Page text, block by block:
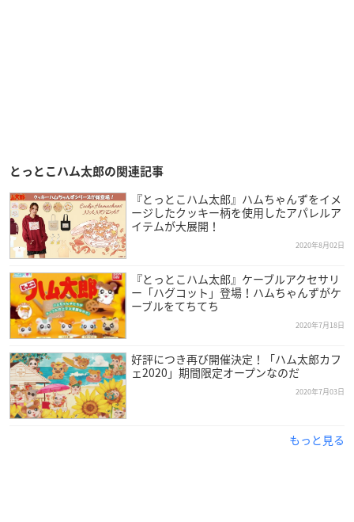
とっとこハム太郎の関連記事
『とっとこハム太郎』ハムちゃんずをイメ
ージしたクッキー柄を使用したアパレルア
イテムが大展開！
2020年8月02日
『とっとこハム太郎』ケーブルアクセサリ
ー「ハグコット」登場！ハムちゃんずがケ
ーブルをてちてち
2020年7月18日
好評につき再び開催決定！「ハム太郎カフ
ェ2020」期間限定オープンなのだ
2020年7月03日
もっと見る